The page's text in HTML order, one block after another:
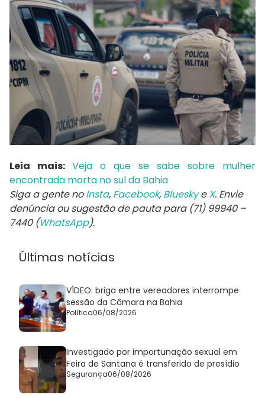
Leia mais: Veja o que se sabe sobre mulher
encontrada morta no sul da Bahia
Siga a gente noInsta, Facebook, BlueskyeX. Envie
denúncia ou sugestão de pauta para (71) 99940 –
7440 (WhatsApp).
Últimas notícias
VÍDEO: briga entre vereadores interrompe
sessão da Câmara na Bahia
Política06/08/2026
Investigado por importunação sexual em
Feira de Santana é transferido de presídio
Segurança06/08/2026